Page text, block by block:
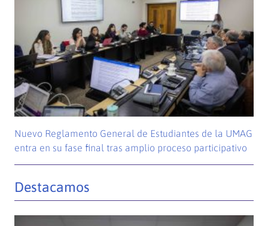
Nuevo Reglamento General de Estudiantes de la UMAG
entra en su fase final tras amplio proceso participativo
Destacamos